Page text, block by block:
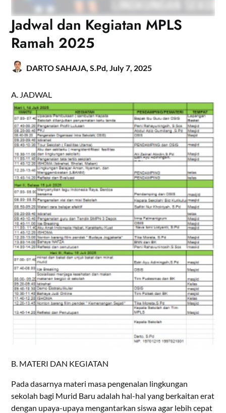
Jadwal dan Kegiatan MPLS
Ramah 2025
DARTO SAHAJA, S.Pd,July 7, 2025
A. JADWAL
B. MATERI DAN KEGIATAN
Pada dasarnya materi masa pengenalan lingkungan
sekolah bagi Murid Baru adalah hal-hal yang berkaitan erat
dengan upaya-upaya mengantarkan siswa agar lebih cepat